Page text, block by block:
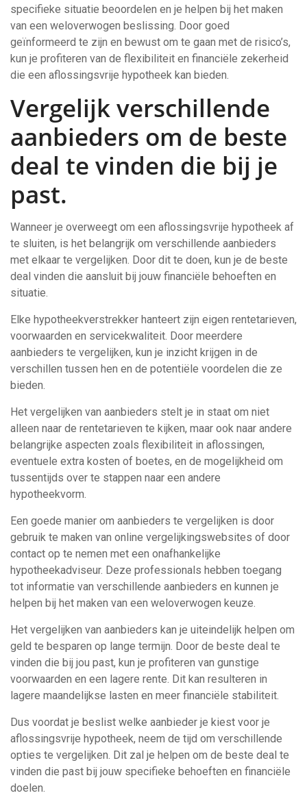
specifieke situatie beoordelen en je helpen bij het maken
van een weloverwogen beslissing. Door goed
geïnformeerd te zijn en bewust om te gaan met de risico’s,
kun je profiteren van de flexibiliteit en financiële zekerheid
die een aflossingsvrije hypotheek kan bieden.
Vergelijk verschillende
aanbieders om de beste
deal te vinden die bij je
past.
Wanneer je overweegt om een aflossingsvrije hypotheek af
te sluiten, is het belangrijk om verschillende aanbieders
met elkaar te vergelijken. Door dit te doen, kun je de beste
deal vinden die aansluit bij jouw financiële behoeften en
situatie.
Elke hypotheekverstrekker hanteert zijn eigen rentetarieven,
voorwaarden en servicekwaliteit. Door meerdere
aanbieders te vergelijken, kun je inzicht krijgen in de
verschillen tussen hen en de potentiële voordelen die ze
bieden.
Het vergelijken van aanbieders stelt je in staat om niet
alleen naar de rentetarieven te kijken, maar ook naar andere
belangrijke aspecten zoals flexibiliteit in aflossingen,
eventuele extra kosten of boetes, en de mogelijkheid om
tussentijds over te stappen naar een andere
hypotheekvorm.
Een goede manier om aanbieders te vergelijken is door
gebruik te maken van online vergelijkingswebsites of door
contact op te nemen met een onafhankelijke
hypotheekadviseur. Deze professionals hebben toegang
tot informatie van verschillende aanbieders en kunnen je
helpen bij het maken van een weloverwogen keuze.
Het vergelijken van aanbieders kan je uiteindelijk helpen om
geld te besparen op lange termijn. Door de beste deal te
vinden die bij jou past, kun je profiteren van gunstige
voorwaarden en een lagere rente. Dit kan resulteren in
lagere maandelijkse lasten en meer financiële stabiliteit.
Dus voordat je beslist welke aanbieder je kiest voor je
aflossingsvrije hypotheek, neem de tijd om verschillende
opties te vergelijken. Dit zal je helpen om de beste deal te
vinden die past bij jouw specifieke behoeften en financiële
doelen.